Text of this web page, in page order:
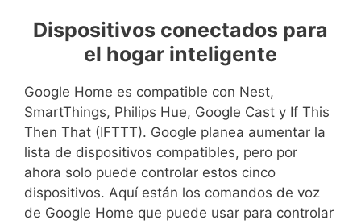
Dispositivos conectados para
el hogar inteligente
Google Home es compatible con Nest,
SmartThings, Philips Hue, Google Cast y If This
Then That (IFTTT). Google planea aumentar la
lista de dispositivos compatibles, pero por
ahora solo puede controlar estos cinco
dispositivos. Aquí están los comandos de voz
de Google Home que puede usar para controlar